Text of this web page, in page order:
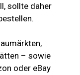
sollte daher
– sowie
oder eBay